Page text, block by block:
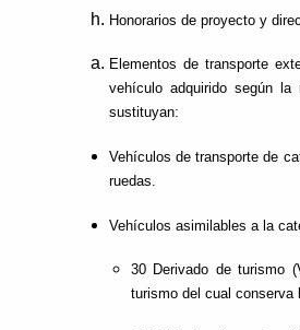
Honorarios de proyecto y
Elementos de transporte
vehículo adquirido según
sustituyan:
Vehículos de transporte de
ruedas.
Vehículos asimilables a la
30 Derivado de turismo
turismo del cual conserva